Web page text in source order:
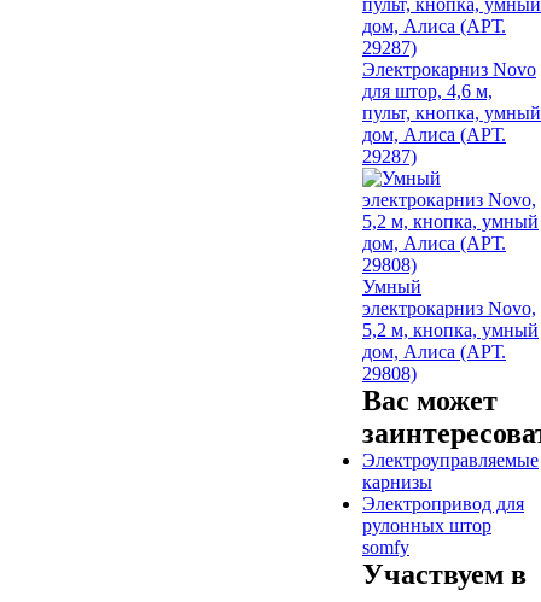
Электрокарниз Novo
для штор, 4,6 м,
пульт, кнопка, умный
дом, Алиса (АРТ.
29287)
Умный
электрокарниз Novo,
5,2 м, кнопка, умный
дом, Алиса (АРТ.
29808)
Вас может
Электроуправляемые
карнизы
Электропривод для
рулонных штор
somfy
Участвуем в